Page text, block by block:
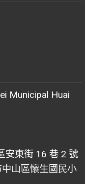
Municipal Huai
安東街 16 巷 2 號
山區懷生國民小